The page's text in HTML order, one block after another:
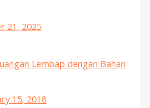
21, 2025
Lembap dengan Bahan
15, 2018